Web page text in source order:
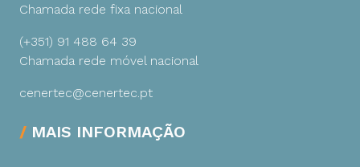
Chamada rede fixa nacional
(+351) 91 488 64 39
Chamada rede móvel nacional
cenertec@cenertec.pt
MAIS INFORMAÇÃO